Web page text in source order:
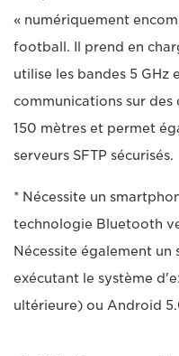
« numériquement
football. Il prend en
utilise les bandes 5 GHz
communications sur des
150 mètres et permet
serveurs SFTP sécurisés.
* Nécessite un
technologie Bluetooth
Nécessite également
exécutant le système
ultérieure) ou Android